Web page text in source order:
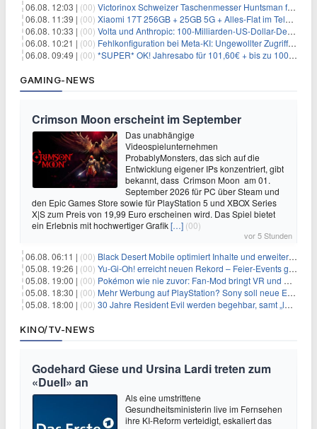
06.08. 12:03 | (00) Victorinox Schweizer Taschenmesser Huntsman für 32,99€
06.08. 11:39 | (00) Xiaomi 17T 256GB + 25GB 5G + Alles-Flat im Telekom-Netz für 9,99€/Monat
06.08. 10:33 | (00) Volta und Anthropic: 100-Milliarden-US-Dollar-Deal für KI-Rechenleistung
06.08. 10:21 | (00) Fehlkonfiguration bei Meta-KI: Ungewollter Zugriff auf fremde Systeme
06.08. 09:49 | (00) *SUPER* OK! Jahresabo für 101,60€ + bis zu 100€ Prämie
GAMING-NEWS
Crimson Moon erscheint im September
Das unabhängige
Videospielunternehmen
ProbablyMonsters, das sich auf die
Entwicklung eigener IPs konzentriert, gibt
bekannt, dass Crimson Moon am 01.
September 2026 für PC über Steam und
den Epic Games Store sowie für PlayStation 5 und XBOX Series
X|S zum Preis von 19,99 Euro erscheinen wird. Das Spiel bietet
ein Erlebnis mit hochwertiger Grafik[…] (00)
vor 5 Stunden
06.08. 06:11 | (00) Black Desert Mobile optimiert Inhalte und erweitert Treasure Access
05.08. 19:26 | (00) Yu‑Gi‑Oh! erreicht neuen Rekord – Feier‑Events gestartet
05.08. 19:00 | (00) Pokémon wie nie zuvor: Fan-Mod bringt VR und Ego-Perspektive nach Kanto
05.08. 18:30 | (00) Mehr Werbung auf PlayStation? Sony soll neue Einnahmequellen prüfen
05.08. 18:00 | (00) 30 Jahre Resident Evil werden begehbar, samt „lebensgroßem Leon“
KINO/TV-NEWS
Godehard Giese und Ursina Lardi treten zum
«Duell» an
Als eine umstrittene
Gesundheitsministerin live im Fernsehen
ihre KI-Reform verteidigt, eskaliert das